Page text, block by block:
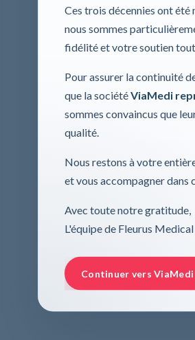
Ces trois décennies ont
nous sommes
fidélité et votre soutien
Pour assurer la continuité
que la sociétéViaMedi
sommes convaincus que
qualité.
Nous restons à votre
et vous accompagner dans
Avec toute notre gratitude,
L'équipe de Fleurus Medical
Continuer vers ViaMedi